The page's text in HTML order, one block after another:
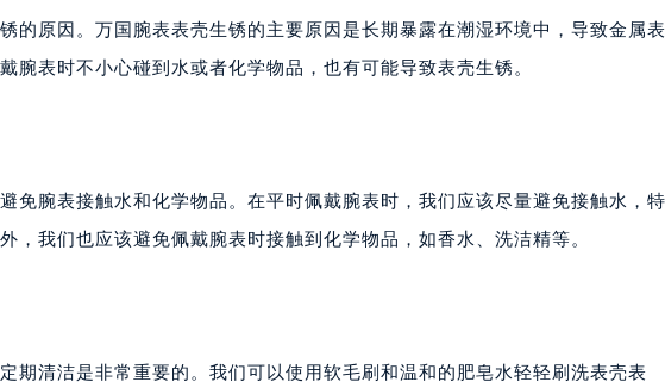
的原因。万国腕表表壳生锈的主要原因是长期暴露在潮湿环境中，导致金属表
腕表时不小心碰到水或者化学物品，也有可能导致表壳生锈。
免腕表接触水和化学物品。在平时佩戴腕表时，我们应该尽量避免接触水，特
，我们也应该避免佩戴腕表时接触到化学物品，如香水、洗洁精等。
期清洁是非常重要的。我们可以使用软毛刷和温和的肥皂水轻轻刷洗表壳表